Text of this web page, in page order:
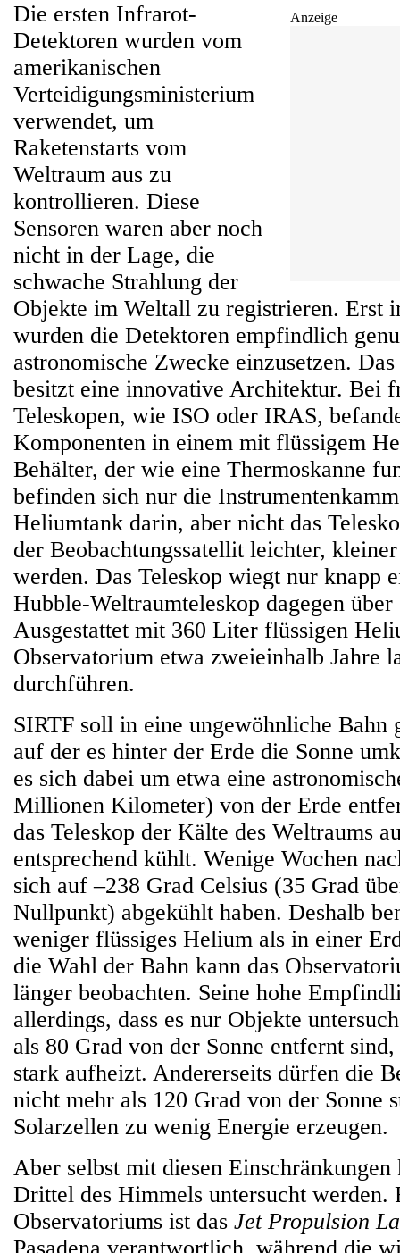
Anzeige
Die ersten Infrarot-
Detektoren wurden vom
amerikanischen
Verteidigungsministerium
verwendet, um
Raketenstarts vom
Weltraum aus zu
kontrollieren. Diese
Sensoren waren aber noch
nicht in der Lage, die
schwache Strahlung der
Objekte im Weltall zu registrieren. Erst
wurden die Detektoren empfindlich
astronomische Zwecke einzusetzen.
besitzt eine innovative Architektur. Bei
Teleskopen, wie ISO oder IRAS,
Komponenten in einem mit flüssigem
Behälter, der wie eine Thermoskanne
befinden sich nur die
Heliumtank darin, aber nicht das
der Beobachtungssatellit leichter,
werden. Das Teleskop wiegt nur knapp
Hubble-Weltraumteleskop dagegen über
Ausgestattet mit 360 Liter flüssigen
Observatorium etwa zweieinhalb Jahre
durchführen.
SIRTF soll in eine ungewöhnliche Bahn
auf der es hinter der Erde die Sonne
es sich dabei um etwa eine
Millionen Kilometer) von der Erde
das Teleskop der Kälte des Weltraums
entsprechend kühlt. Wenige Wochen
sich auf –238 Grad Celsius (35 Grad
Nullpunkt) abgekühlt haben. Deshalb
weniger flüssiges Helium als in einer
die Wahl der Bahn kann das
länger beobachten. Seine hohe
allerdings, dass es nur Objekte
als 80 Grad von der Sonne entfernt
stark aufheizt. Andererseits dürfen die
nicht mehr als 120 Grad von der Sonne
Solarzellen zu wenig Energie erzeugen.
Aber selbst mit diesen
Drittel des Himmels untersucht werden.
Observatoriums ist das Jet Propulsion